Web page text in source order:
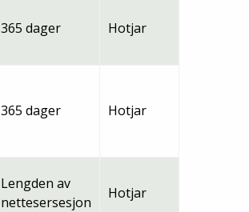
365 dager Hotjar
365 dager Hotjar
Lengden av
nettesersesjon
Hotjar